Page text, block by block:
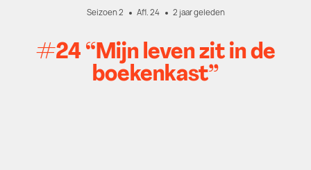
Seizoen 2 Afl. 24 2 jaar geleden
#24 “Mijn leven zit in de
boekenkast”